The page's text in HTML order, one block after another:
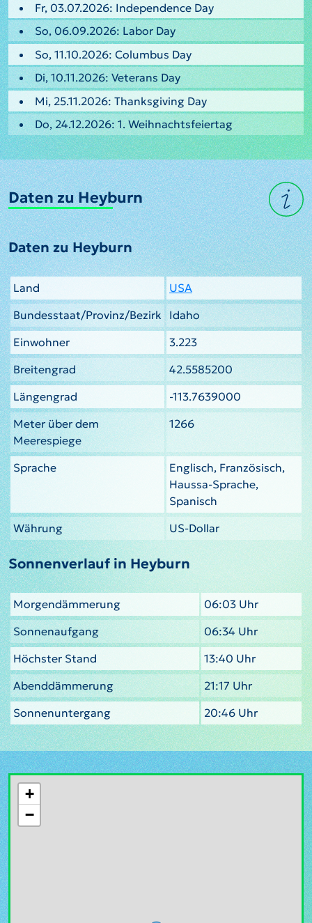
Fr, 03.07.2026: Independence Day
So, 06.09.2026: Labor Day
So, 11.10.2026: Columbus Day
Di, 10.11.2026: Veterans Day
Mi, 25.11.2026: Thanksgiving Day
Do, 24.12.2026: 1. Weihnachtsfeiertag
Daten zu Heyburn
Daten zu Heyburn
Land
USA
Bundesstaat/Provinz/Bezirk Idaho
Einwohner
3.223
Breitengrad
42.5585200
Längengrad
-113.7639000
Meter über dem
Meerespiege
1266
Sprache
Englisch, Französisch,
Haussa-Sprache,
Spanisch
Währung
US-Dollar
Sonnenverlauf in Heyburn
Morgendämmerung
06:03 Uhr
Sonnenaufgang
06:34 Uhr
Höchster Stand
13:40 Uhr
Abenddämmerung
21:17 Uhr
Sonnenuntergang
20:46 Uhr
+
−